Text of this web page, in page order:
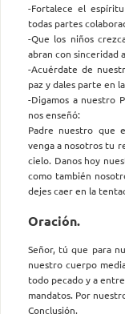
-Fortalece el
todas partes
-Que los niños
abran con sinceridad
-Acuérdate de
paz y dales parte en
-Digamos a nuestro
nos enseñó:
Padre nuestro que
venga a nosotros tu
cielo. Danos hoy
como también
dejes caer en la
Oración.
Señor, tú que para
nuestro cuerpo
todo pecado y a
mandatos. Por
Conclusión.